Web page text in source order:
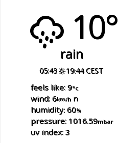
10°
rain
05:43 19:44 CEST
feels like: 9°c
wind: 6km/hn
humidity: 60%
pressure: 1016.59mbar
uv index: 3